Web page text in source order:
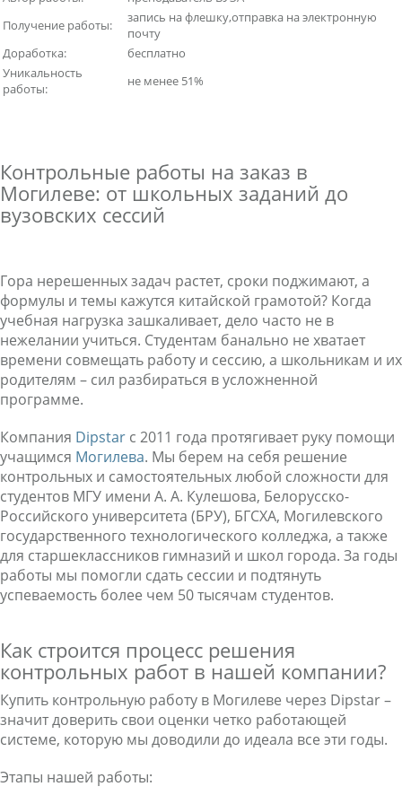
Получение работы:
запись на флешку,отправка на электронную
почту
Доработка:
бесплатно
Уникальность
работы:
не менее 51%
Контрольные работы на заказ в
Могилеве: от школьных заданий до
вузовских сессий
Гора нерешенных задач растет, сроки поджимают, а
формулы и темы кажутся китайской грамотой? Когда
учебная нагрузка зашкаливает, дело часто не в
нежелании учиться. Студентам банально не хватает
времени совмещать работу и сессию, а школьникам и их
родителям – сил разбираться в усложненной
программе.
Компания Dipstar с 2011 года протягивает руку помощи
учащимся Могилева. Мы берем на себя решение
контрольных и самостоятельных любой сложности для
студентов МГУ имени А. А. Кулешова, Белорусско-
Российского университета (БРУ), БГСХА, Могилевского
государственного технологического колледжа, а также
для старшеклассников гимназий и школ города. За годы
работы мы помогли сдать сессии и подтянуть
успеваемость более чем 50 тысячам студентов.
Как строится процесс решения
контрольных работ в нашей компании?
Купить контрольную работу в Могилеве через Dipstar –
значит доверить свои оценки четко работающей
системе, которую мы доводили до идеала все эти годы.
Этапы нашей работы: